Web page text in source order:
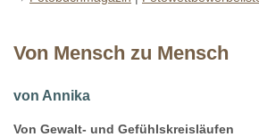
Von Mensch zu Mensch
von Annika
Von Gewalt- und Gefühlskreisläufen